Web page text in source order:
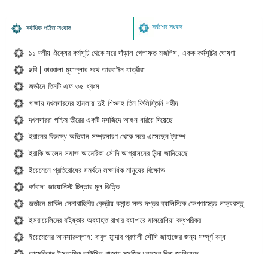
সর্বাধিক পঠিত সংবাদ সর্বশেষ সংবাদ
১১ দলীয় ঐক্যের কর্মসূচি থেকে সরে দাঁড়াল খেলাফত মজলিস, একক কর্মসূচির ঘোষণা
ছবি | কারবালা মুয়াল্লার পথে আরবাঈন যাত্রীরা
জর্ডানে তিনটি এফ-৩৫ ধ্বংস
গাজায় দখলদারদের হামলায় দুই শিশুসহ তিন ফিলিস্তিনি শহীদ
দখলদাররা পশ্চিম তীরের একটি মসজিদে আগুন ধরিয়ে দিয়েছে
ইরানের বিরুদ্ধে অভিযান সম্প্রসারণ থেকে সরে এসেছেন ট্রাম্প
ইরাকি আলেম সমাজ আমেরিকা-সৌদি আগ্রাসনের নিন্দা জানিয়েছে
ইয়েমেনে প্রতিরোধের সমর্থনে লক্ষাধিক মানুষের বিক্ষোভ
বর্ণবাদ: জায়োনিস্ট চিন্তার মূল ভিত্তি
জর্ডানে মার্কিন সেনাবাহিনীর কেন্দ্রীয় কমান্ড সদর দপ্তর ব্যালিস্টিক ক্ষেপণাস্ত্রের লক্ষ্যবস্তু
ইসরায়েলিদের বহিষ্কার অব্যাহত রাখার ব্যাপারে মালয়েশিয়া বদ্ধপরিকর
ইয়েমেনের আনসারুল্লাহ: বাবুল মান্দাব প্রণালী সৌদি জাহাজের জন্য সম্পূর্ণ বন্ধ